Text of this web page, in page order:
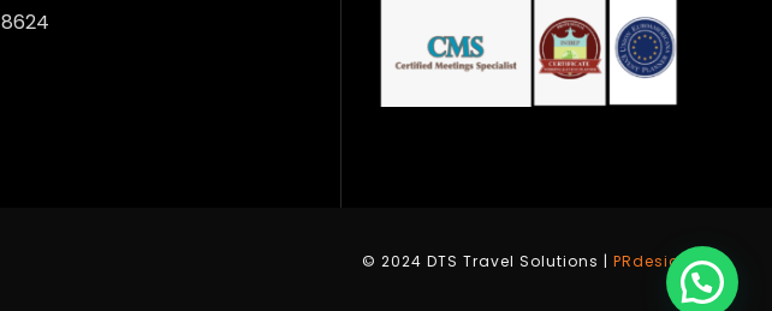
8624
© 2024 DTS Travel Solutions | PRdesign